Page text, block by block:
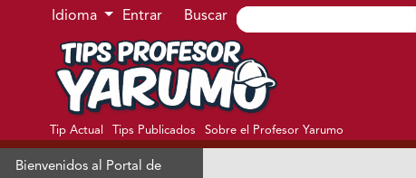
Ir al menú de navegación principal
Ir al contenido principal
Ir al pie de página del sitio
Idioma Entrar Buscar
Tip Actual Tips Publicados Sobre el Profesor Yarumo
Bienvenidos al Portal de